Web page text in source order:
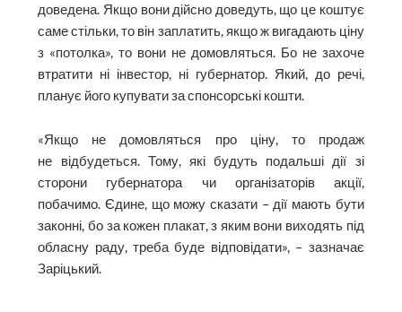
доведена. Якщо вони дійсно доведуть, що це коштує
саме стільки, то він заплатить, якщо ж вигадають ціну
з «потолка», то вони не домов­ляться. Бо не захоче
втратити ні інвестор, ні губернатор. Який, до речі,
планує його купувати за спонсорські кошти.
«Якщо не домовляться про ціну, то продаж
не відбудеться. Тому, які будуть подальші дії зі
сторони губернатора чи організаторів акції,
побачимо. Єдине, що можу сказати – дії мають бути
законні, бо за кожен плакат, з яким вони виходять під
обласну раду, треба буде відповідати», – зазначає
Заріцький.